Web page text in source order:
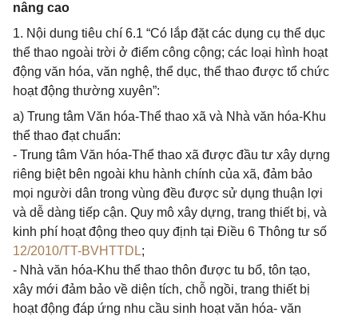
nâng cao
1. Nội dung tiêu chí 6.1 “Có lắp đặt các dụng cụ thể dục
thể thao ngoài trời ở điểm công cộng; các loại hình hoạt
động văn hóa, văn nghệ, thể dục, thể thao được tổ chức
hoạt động thường xuyên”:
a) Trung tâm Văn hóa-Thể thao xã và Nhà văn hóa-Khu
thể thao đạt chuẩn:
- Trung tâm Văn hóa-Thể thao xã được đầu tư xây dựng
riêng biệt bên ngoài khu hành chính của xã, đảm bảo
mọi người dân trong vùng đều được sử dụng thuận lợi
và dễ dàng tiếp cận. Quy mô xây dựng, trang thiết bị, và
kinh phí hoạt động theo quy định tại Điều 6 Thông tư số
12/2010/TT-BVHTTDL;
- Nhà văn hóa-Khu thể thao thôn được tu bổ, tôn tạo,
xây mới đảm bảo về diện tích, chỗ ngồi, trang thiết bị
hoạt động đáp ứng nhu cầu sinh hoạt văn hóa- văn